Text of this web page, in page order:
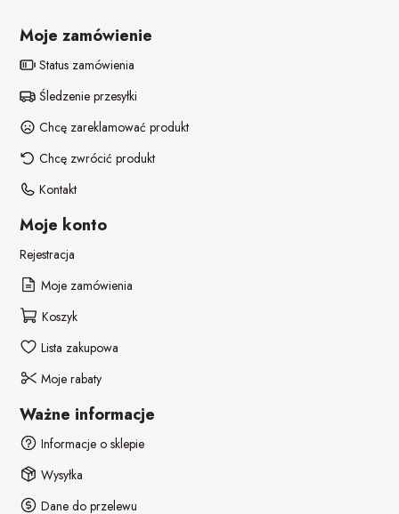
Moje zamówienie
Status zamówienia
Śledzenie przesyłki
Chcę zareklamować produkt
Chcę zwrócić produkt
Kontakt
Moje konto
Rejestracja
Moje zamówienia
Koszyk
Lista zakupowa
Moje rabaty
Ważne informacje
Informacje o sklepie
Wysyłka
Dane do przelewu